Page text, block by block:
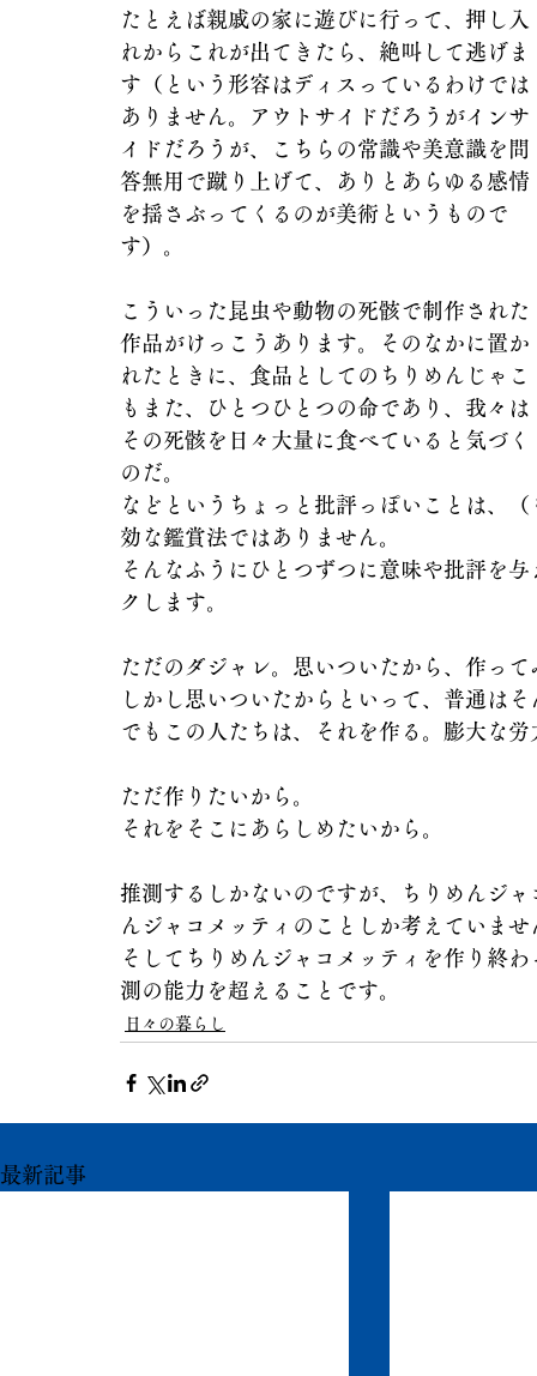
たとえば親戚の家に遊びに行って、押し入
れからこれが出てきたら、絶叫して逃げま
す（という形容はディスっているわけでは
ありません。アウトサイドだろうがインサ
イドだろうが、こちらの常識や美意識を問
答無用で蹴り上げて、ありとあらゆる感情
を揺さぶってくるのが美術というもので
す）。
こういった昆虫や動物の死骸で制作された
作品がけっこうあります。そのなかに置か
れたときに、食品としてのちりめんじゃこ
もまた、ひとつひとつの命であり、我々は
その死骸を日々大量に食べていると気づく
のだ。
などというちょっと批評っぽいことは、
効な鑑賞法ではありません。
そんなふうにひとつずつに意味や批評を
クします。
ただのダジャレ。思いついたから、作って
しかし思いついたからといって、普通は
でもこの人たちは、それを作る。膨大な労
ただ作りたいから。
それをそこにあらしめたいから。
推測するしかないのですが、ちりめんジ
んジャコメッティのことしか考えていませ
そしてちりめんジャコメッティを作り終
測の能力を超えることです。
日々の暮らし
最新記事